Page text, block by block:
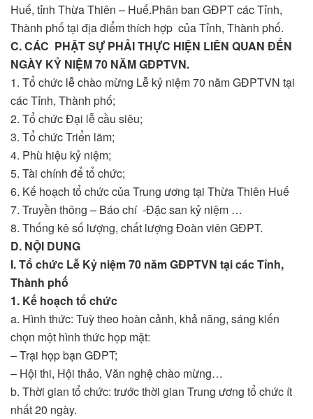
Huế, tỉnh Thừa Thiên – Huế.Phân ban GĐPT các Tỉnh,
Thành phố tại địa điểm thích hợp của Tỉnh, Thành phố.
C. CÁC PHẬT SỰ PHẢI THỰC HIỆN LIÊN QUAN ĐẾN
NGÀY KỶ NIỆM 70 NĂM GĐPTVN.
1. Tổ chức lễ chào mừng Lễ kỷ niệm 70 năm GĐPTVN tại
các Tỉnh, Thành phố;
2. Tổ chức Đại lễ cầu siêu;
3. Tổ chức Triển lãm;
4. Phù hiệu kỷ niệm;
5. Tài chính để tổ chức;
6. Kế hoạch tổ chức của Trung ương tại Thừa Thiên Huế
7. Truyền thông – Báo chí -Đặc san kỷ niệm …
8. Thống kê số lượng, chất lượng Đoàn viên GĐPT.
D. NỘI DUNG
I. Tổ chức Lễ Kỷ niệm 70 năm GĐPTVN tại các Tỉnh,
Thành phố
1. Kế hoạch tổ chức
a. Hình thức: Tuỳ theo hoàn cảnh, khả năng, sáng kiến
chọn một hình thức họp mặt:
– Trại họp bạn GĐPT;
– Hội thi, Hội thảo, Văn nghệ chào mừng…
b. Thời gian tổ chức: trước thời gian Trung ương tổ chức ít
nhất 20 ngày.